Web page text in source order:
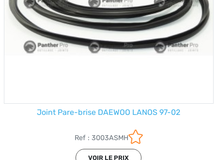
Joint Pare-brise DAEWOO LANOS 97-02
Ref : 3003ASMH
VOIR LE PRIX